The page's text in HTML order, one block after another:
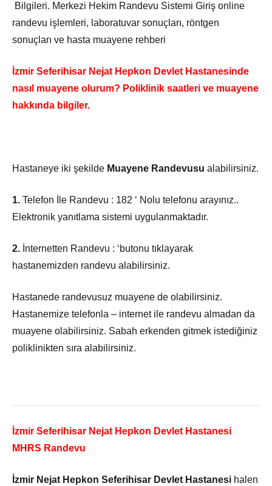
Bilgileri. Merkezi Hekim Randevu Sistemi Giriş online
randevu işlemleri, laboratuvar sonuçları, röntgen
sonuçları ve hasta muayene rehberi
İzmir Seferihisar Nejat Hepkon Devlet Hastanesinde
nasıl muayene olurum? Poliklinik saatleri ve muayene
hakkında bilgiler.
Hastaneye iki şekilde Muayene Randevusu alabilirsiniz.
1. Telefon İle Randevu : 182 ‘ Nolu telefonu arayınız..
Elektronik yanıtlama sistemi uygulanmaktadır.
2. İnternetten Randevu : ‘butonu tıklayarak
hastanemizden randevu alabilirsiniz.
Hastanede randevusuz muayene de olabilirsiniz.
Hastanemize telefonla – internet ile randevu almadan da
muayene olabilirsiniz. Sabah erkenden gitmek istediğiniz
poliklinikten sıra alabilirsiniz.
İzmir Seferihisar Nejat Hepkon Devlet Hastanesi
MHRS Randevu
İzmir Nejat Hepkon Seferihisar Devlet Hastanesi halen